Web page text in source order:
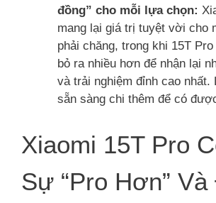
đồng” cho mỗi lựa chọn:
mang lại giá trị tuyệt vời cho
phải chăng, trong khi 15T
bỏ ra nhiều hơn để nhận lại
và trải nghiệm đỉnh cao nhất.
sẵn sàng chi thêm để có
Xiaomi 15T Pro
Sự “Pro Hơn”